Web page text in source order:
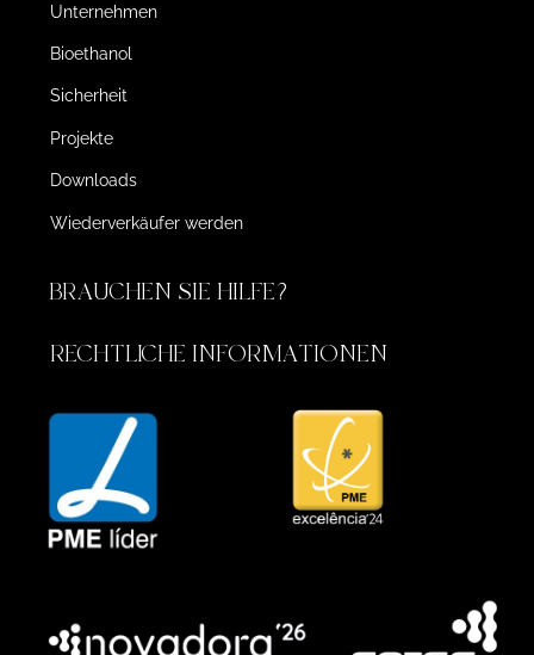
Unternehmen
Bioethanol
Sicherheit
Projekte
Downloads
Wiederverkäufer werden
BRAUCHEN SIE HILFE?
RECHTLICHE INFORMATIONEN